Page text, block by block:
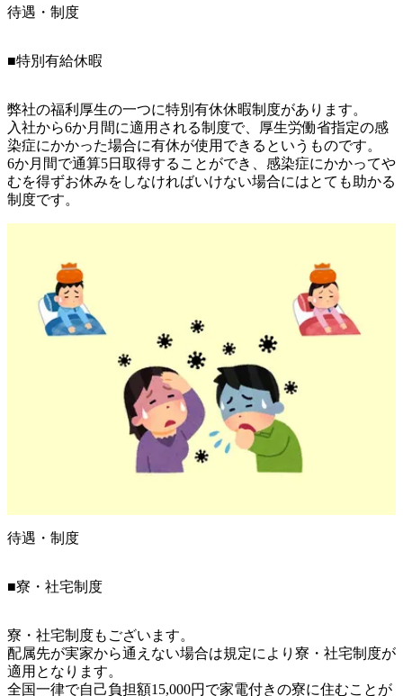
待遇・制度
■特別有給休暇
弊社の福利厚生の一つに特別有休休暇制度があります。
入社から6か月間に適用される制度で、厚生労働省指定の感
染症にかかった場合に有休が使用できるというものです。
6か月間で通算5日取得することができ、感染症にかかってや
むを得ずお休みをしなければいけない場合にはとても助かる
制度です。
待遇・制度
■寮・社宅制度
寮・社宅制度もございます。
配属先が実家から通えない場合は規定により寮・社宅制度が
適用となります。
全国一律で自己負担額15,000円で家電付きの寮に住むことが